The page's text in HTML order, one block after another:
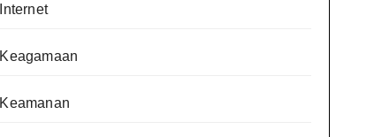
Internet
Keagamaan
Keamanan